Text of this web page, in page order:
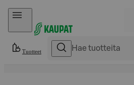
Hyppää sisältöön
Tuotteet